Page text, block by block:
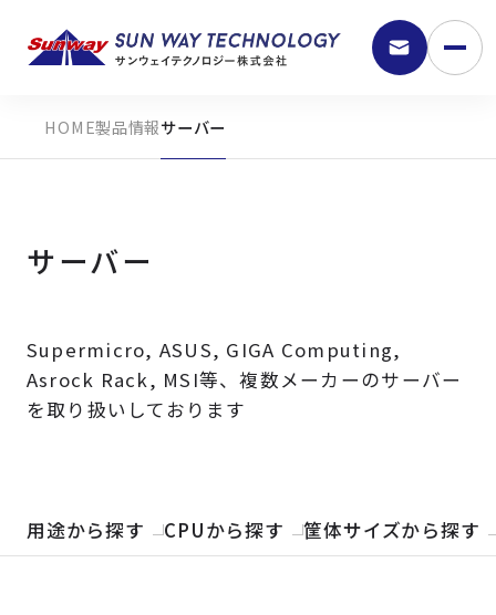
9:30 - 18:00
製品検索
製品情報サーバー
サーバー
Supermicro, ASUS, GIGA Computing,
Asrock Rack, MSI等、複数メーカーのサーバー
を取り扱いしております
用途から探す CPUから探す 筐体サイズから探す